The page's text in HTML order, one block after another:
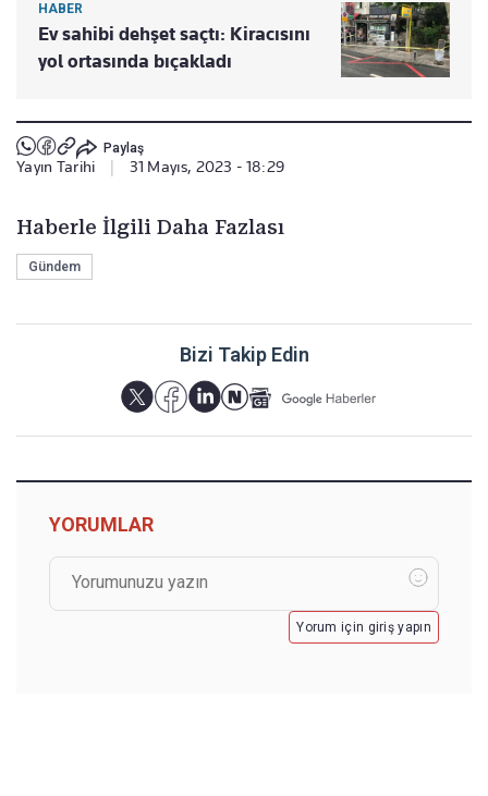
HABER
Ev sahibi dehşet saçtı: Kiracısını
yol ortasında bıçakladı
Paylaş
Yayın Tarihi 31 Mayıs, 2023 - 18:29
Haberle İlgili Daha Fazlası
Gündem
Bizi Takip Edin
YORUMLAR
Yorum için giriş yapın